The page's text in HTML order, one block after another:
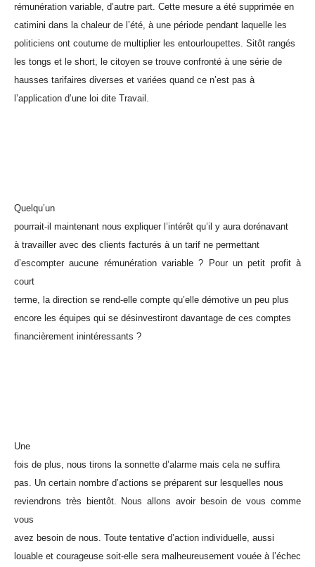
rémunération variable, d’autre part. Cette mesure a été supprimée en
catimini dans la chaleur de l’été, à une période pendant laquelle les
politiciens ont coutume de multiplier les entourloupettes. Sitôt rangés
les tongs et le short, le citoyen se trouve confronté à une série de
hausses tarifaires diverses et variées quand ce n’est pas à
l’application d’une loi dite Travail.
Quelqu’un
pourrait-il maintenant nous expliquer l’intérêt qu’il y aura dorénavant
à travailler avec des clients facturés à un tarif ne permettant
d’escompter aucune rémunération variable ? Pour un petit profit à
court
terme, la direction se rend-elle compte qu’elle démotive un peu plus
encore les équipes qui se désinvestiront davantage de ces comptes
financièrement inintéressants ?
Une
fois de plus, nous tirons la sonnette d’alarme mais cela ne suffira
pas. Un certain nombre d’actions se préparent sur lesquelles nous
reviendrons très bientôt. Nous allons avoir besoin de vous comme
vous
avez besoin de nous. Toute tentative d’action individuelle, aussi
louable et courageuse soit-elle sera malheureusement vouée à l’échec